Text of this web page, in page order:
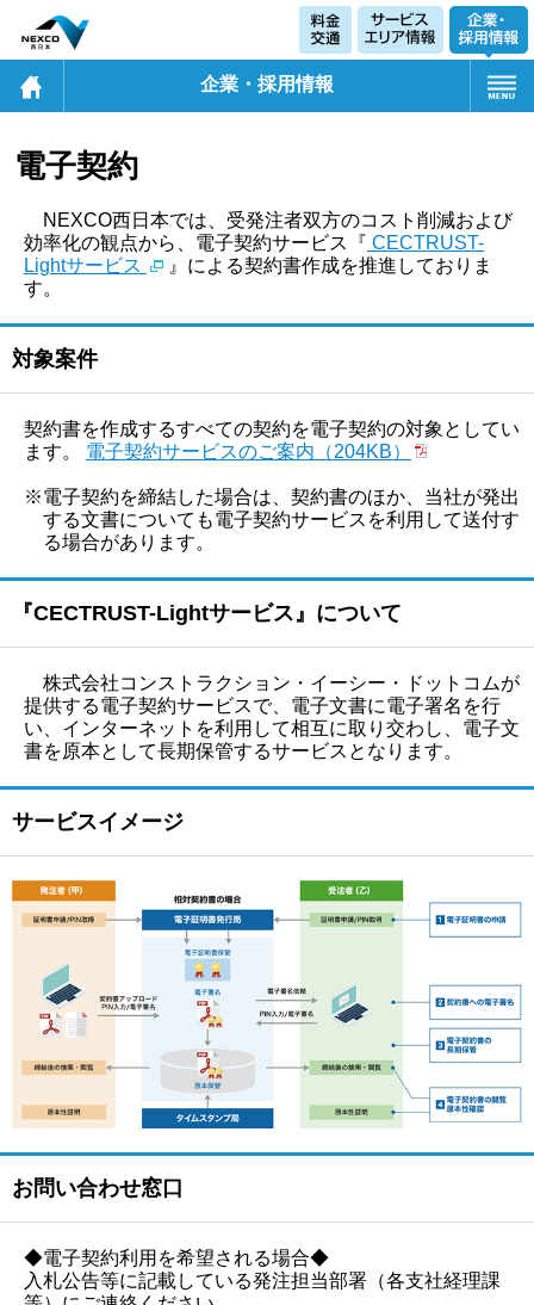
企業・採用情報
電子契約
NEXCO西日本では、受発注者双方のコスト削減および
効率化の観点から、電子契約サービス『 CECTRUST-
Lightサービス
』による契約書作成を推進しておりま
す。
対象案件
契約書を作成するすべての契約を電子契約の対象としてい
ます。 電子契約サービスのご案内（204KB）
※電子契約を締結した場合は、契約書のほか、当社が発出
する文書についても電子契約サービスを利用して送付す
る場合があります。
『CECTRUST-Lightサービス』について
株式会社コンストラクション・イーシー・ドットコムが
提供する電子契約サービスで、電子文書に電子署名を行
い、インターネットを利用して相互に取り交わし、電子文
書を原本として長期保管するサービスとなります。
サービスイメージ
お問い合わせ窓口
◆電子契約利用を希望される場合◆
入札公告等に記載している発注担当部署（各支社経理課